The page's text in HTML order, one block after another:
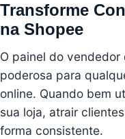
Transforme
na Shopee
O painel do vendedor
poderosa para
online. Quando bem
sua loja, atrair
forma consistente.